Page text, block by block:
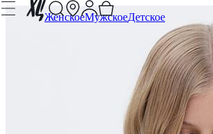
ЖенскоеМужскоеДетское